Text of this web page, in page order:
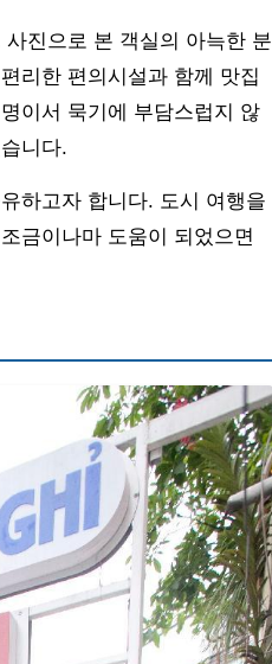
진으로 본 객실의 아늑한 분
리한 편의시설과 함께 맛집
이서 묵기에 부담스럽지 않
니다.
하고자 합니다. 도시 여행을
금이나마 도움이 되었으면